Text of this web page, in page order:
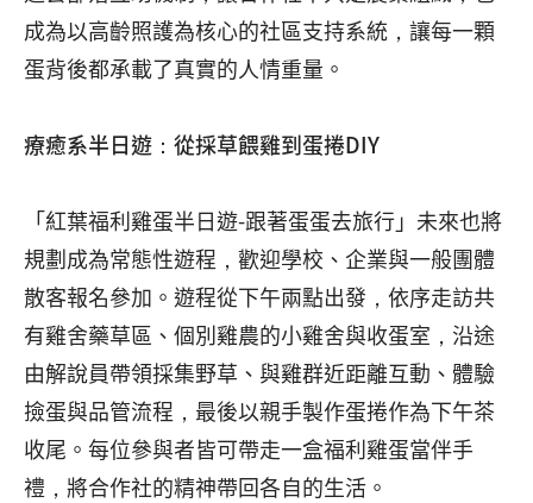
成為以高齡照護為核心的社區支持系統，讓每一顆
蛋背後都承載了真實的人情重量。
療癒系半日遊：從採草餵雞到蛋捲DIY
「紅葉福利雞蛋半日遊-跟著蛋蛋去旅行」未來也將
規劃成為常態性遊程，歡迎學校、企業與一般團體
散客報名參加。遊程從下午兩點出發，依序走訪共
有雞舍藥草區、個別雞農的小雞舍與收蛋室，沿途
由解說員帶領採集野草、與雞群近距離互動、體驗
撿蛋與品管流程，最後以親手製作蛋捲作為下午茶
收尾。每位參與者皆可帶走一盒福利雞蛋當伴手
禮，將合作社的精神帶回各自的生活。